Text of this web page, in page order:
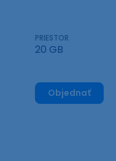
PRIESTOR
20 GB
Objednať